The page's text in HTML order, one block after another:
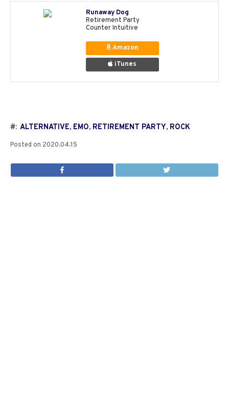
Runaway Dog
Retirement Party
Counter Intuitive
Amazon
iTunes
#: ALTERNATIVE, EMO, RETIREMENT PARTY, ROCK
Posted on 2020.04.15